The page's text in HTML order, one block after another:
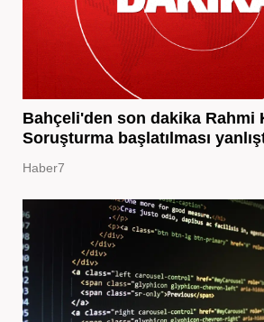
Bahçeli'den son dakika Rahmi
Soruşturma başlatılması
Haber7